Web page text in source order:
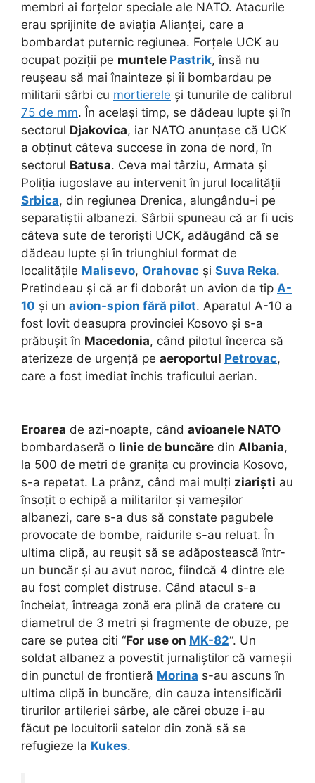
membri ai forțelor speciale ale NATO. Atacurile
erau sprijinite de aviația Alianței, care a
bombardat puternic regiunea. Forțele UCK au
ocupat poziții pe muntele Pastrik, însă nu
reușeau să mai înainteze și îi bombardau pe
militarii sârbi cu mortierele și tunurile de calibrul
75 de mm. În același timp, se dădeau lupte și în
sectorul Djakovica, iar NATO anunțase că UCK
a obținut câteva succese în zona de nord, în
sectorul Batusa. Ceva mai târziu, Armata și
Poliția iugoslave au intervenit în jurul localității
Srbica, din regiunea Drenica, alungându-i pe
separatiștii albanezi. Sârbii spuneau că ar fi ucis
câteva sute de teroriști UCK, adăugând că se
dădeau lupte și în triunghiul format de
localitățile Malisevo, Orahovac și Suva Reka.
Pretindeau și că ar fi doborât un avion de tip A-
10 și un avion-spion fără pilot. Aparatul A-10 a
fost lovit deasupra provinciei Kosovo și s-a
prăbușit în Macedonia, când pilotul încerca să
aterizeze de urgență pe aeroportul Petrovac,
care a fost imediat închis traficului aerian.
Eroarea de azi-noapte, când avioanele NATO
bombardaseră o linie de buncăre din Albania,
la 500 de metri de granița cu provincia Kosovo,
s-a repetat. La prânz, când mai mulți ziariști au
însoțit o echipă a militarilor și vameșilor
albanezi, care s-a dus să constate pagubele
provocate de bombe, raidurile s-au reluat. În
ultima clipă, au reușit să se adăpostească într-
un buncăr și au avut noroc, fiindcă 4 dintre ele
au fost complet distruse. Când atacul s-a
încheiat, întreaga zonă era plină de cratere cu
diametrul de 3 metri și fragmente de obuze, pe
care se putea citi “For use on MK-82“. Un
soldat albanez a povestit jurnaliștilor că vameșii
din punctul de frontieră Morina s-au ascuns în
ultima clipă în buncăre, din cauza intensificării
tirurilor artileriei sârbe, ale cărei obuze i-au
făcut pe locuitorii satelor din zonă să se
refugieze la Kukes.